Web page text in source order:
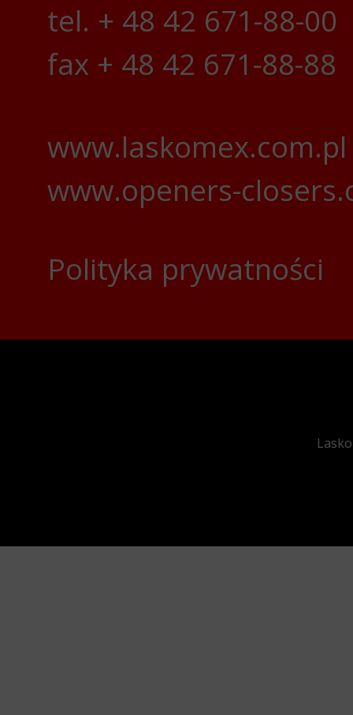
tel. + 48 42 671-88-00
fax + 48 42 671-88-88
www.laskomex.com.pl
www.openers-
Polityka prywatności